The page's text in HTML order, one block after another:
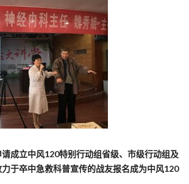
成立中风120特别行动组省级、市级行动组及
于卒中急救科普宣传的战友报名成为中风120